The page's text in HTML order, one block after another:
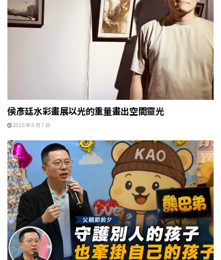
侯彥廷水彩畫展以光的重量畫出空間靈光
2026 年 8 月 7 日